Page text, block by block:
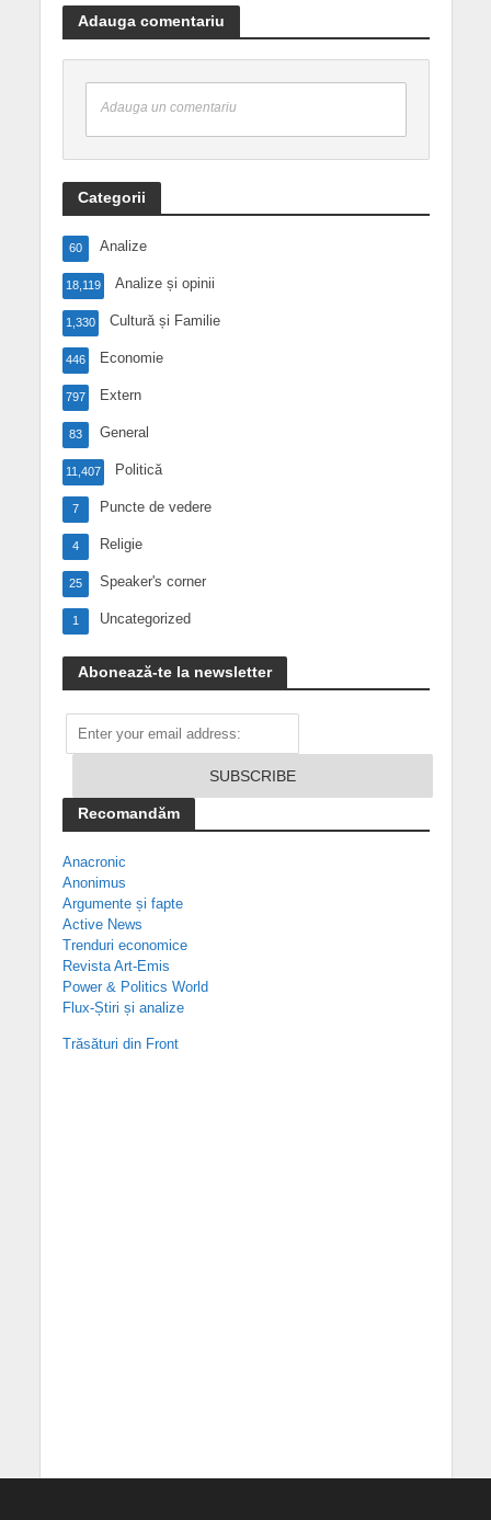
Adauga comentariu
Adauga un comentariu
Categorii
Analize
60
Analize și opinii
18,119
Cultură și Familie
1,330
Economie
446
Extern
797
General
83
Politică
11,407
Puncte de vedere
7
Religie
4
Speaker's corner
25
Uncategorized
1
Abonează-te la newsletter
Recomandăm
Anacronic
Anonimus
Argumente și fapte
Active News
Trenduri economice
Revista Art-Emis
Power & Politics World
Flux-Știri și analize
Trăsături din Front